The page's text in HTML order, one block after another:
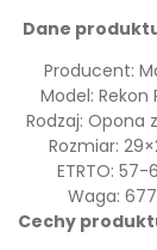
Dane
Producent:
Model: Rekon
Rodzaj: Opona
Rozmiar:
ETRTO: 57-
Waga:
Cechy